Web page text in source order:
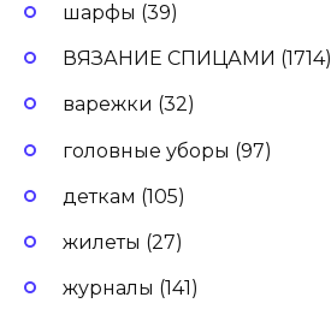
шарфы (39)
ВЯЗАНИЕ СПИЦАМИ (1714)
варежки (32)
головные уборы (97)
деткам (105)
жилеты (27)
журналы (141)